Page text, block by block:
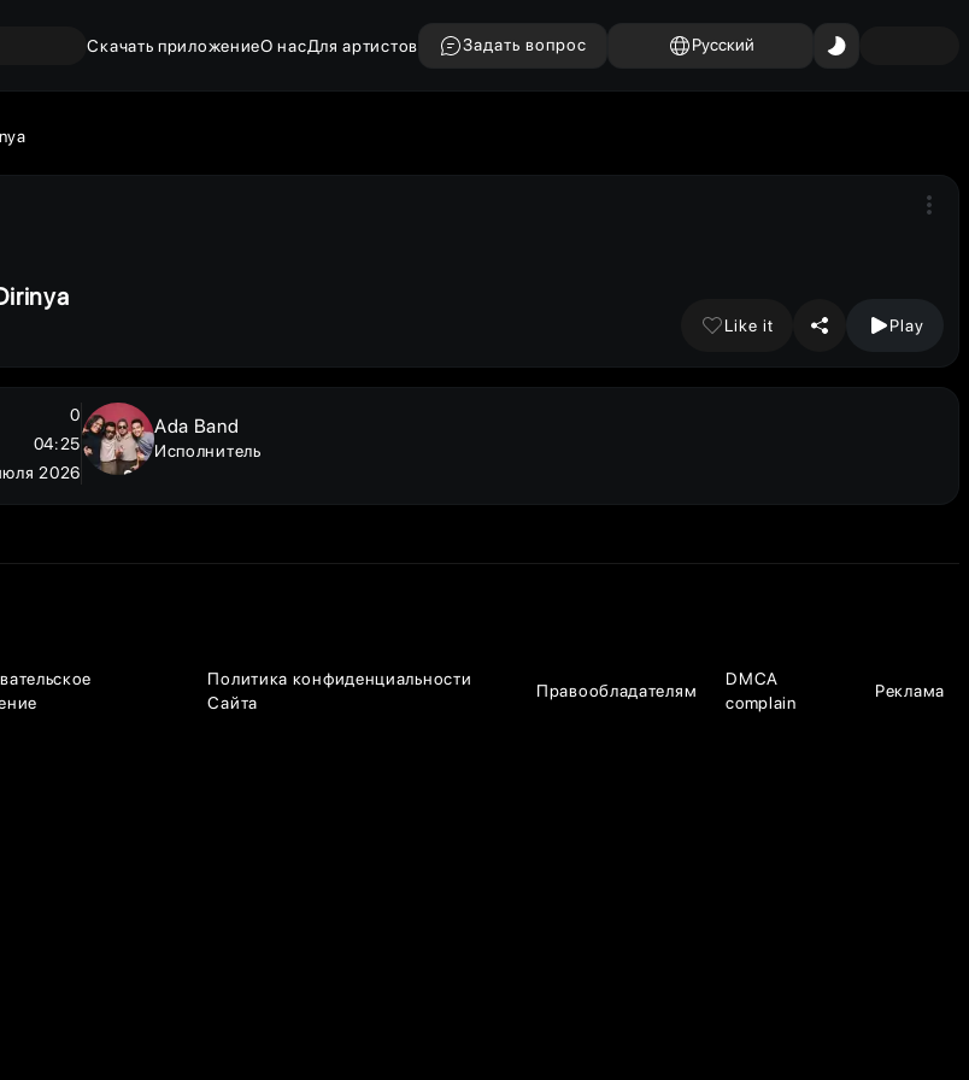
Скачать приложениеО насДля артистов Задать вопрос Русский
Like it Play
0
04:25
2026
Ada Band
Исполнитель
Политика конфиденциальности
Сайта
Правообладателям
DMCA
complain
Реклама